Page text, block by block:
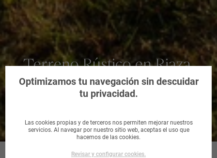
Terreno Rústico en Riaza,
Segovia
Optimizamos tu navegación sin descuidar
tu privacidad.
Las cookies propias y de terceros nos permiten mejorar nuestros
servicios. Al navegar por nuestro sitio web, aceptas el uso que
hacemos de las cookies.
Revisar y configurar cookies.